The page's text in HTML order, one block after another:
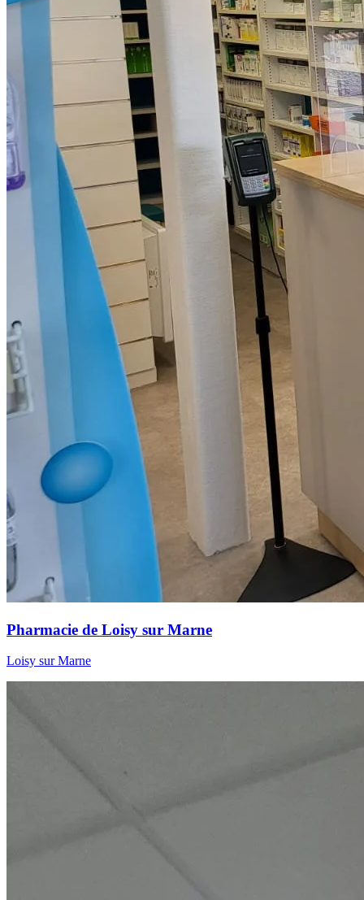
Pharmacie de Loisy sur Marne
Loisy sur Marne